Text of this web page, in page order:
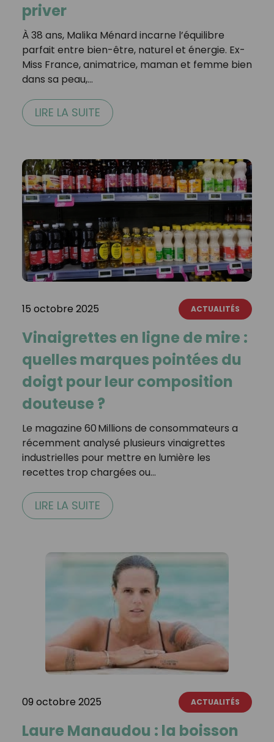
priver
À 38 ans, Malika Ménard incarne l’équilibre
parfait entre bien-être, naturel et énergie. Ex-
Miss France, animatrice, maman et femme bien
dans sa peau,…
LIRE LA SUITE
15 octobre 2025 ACTUALITÉS
Vinaigrettes en ligne de mire :
quelles marques pointées du
doigt pour leur composition
douteuse ?
Le magazine 60 Millions de consommateurs a
récemment analysé plusieurs vinaigrettes
industrielles pour mettre en lumière les
recettes trop chargées ou…
LIRE LA SUITE
09 octobre 2025 ACTUALITÉS
Laure Manaudou : la boisson